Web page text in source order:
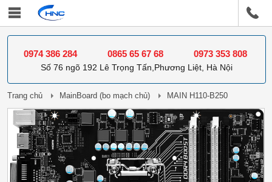
0974 386 284 0865 65 67 68 0973 353 808
Số 76 ngõ 192 Lê Trọng Tấn,Phương Liệt, Hà Nội
Trang chủ MainBoard (bo mạch chủ) MAIN H110-B250